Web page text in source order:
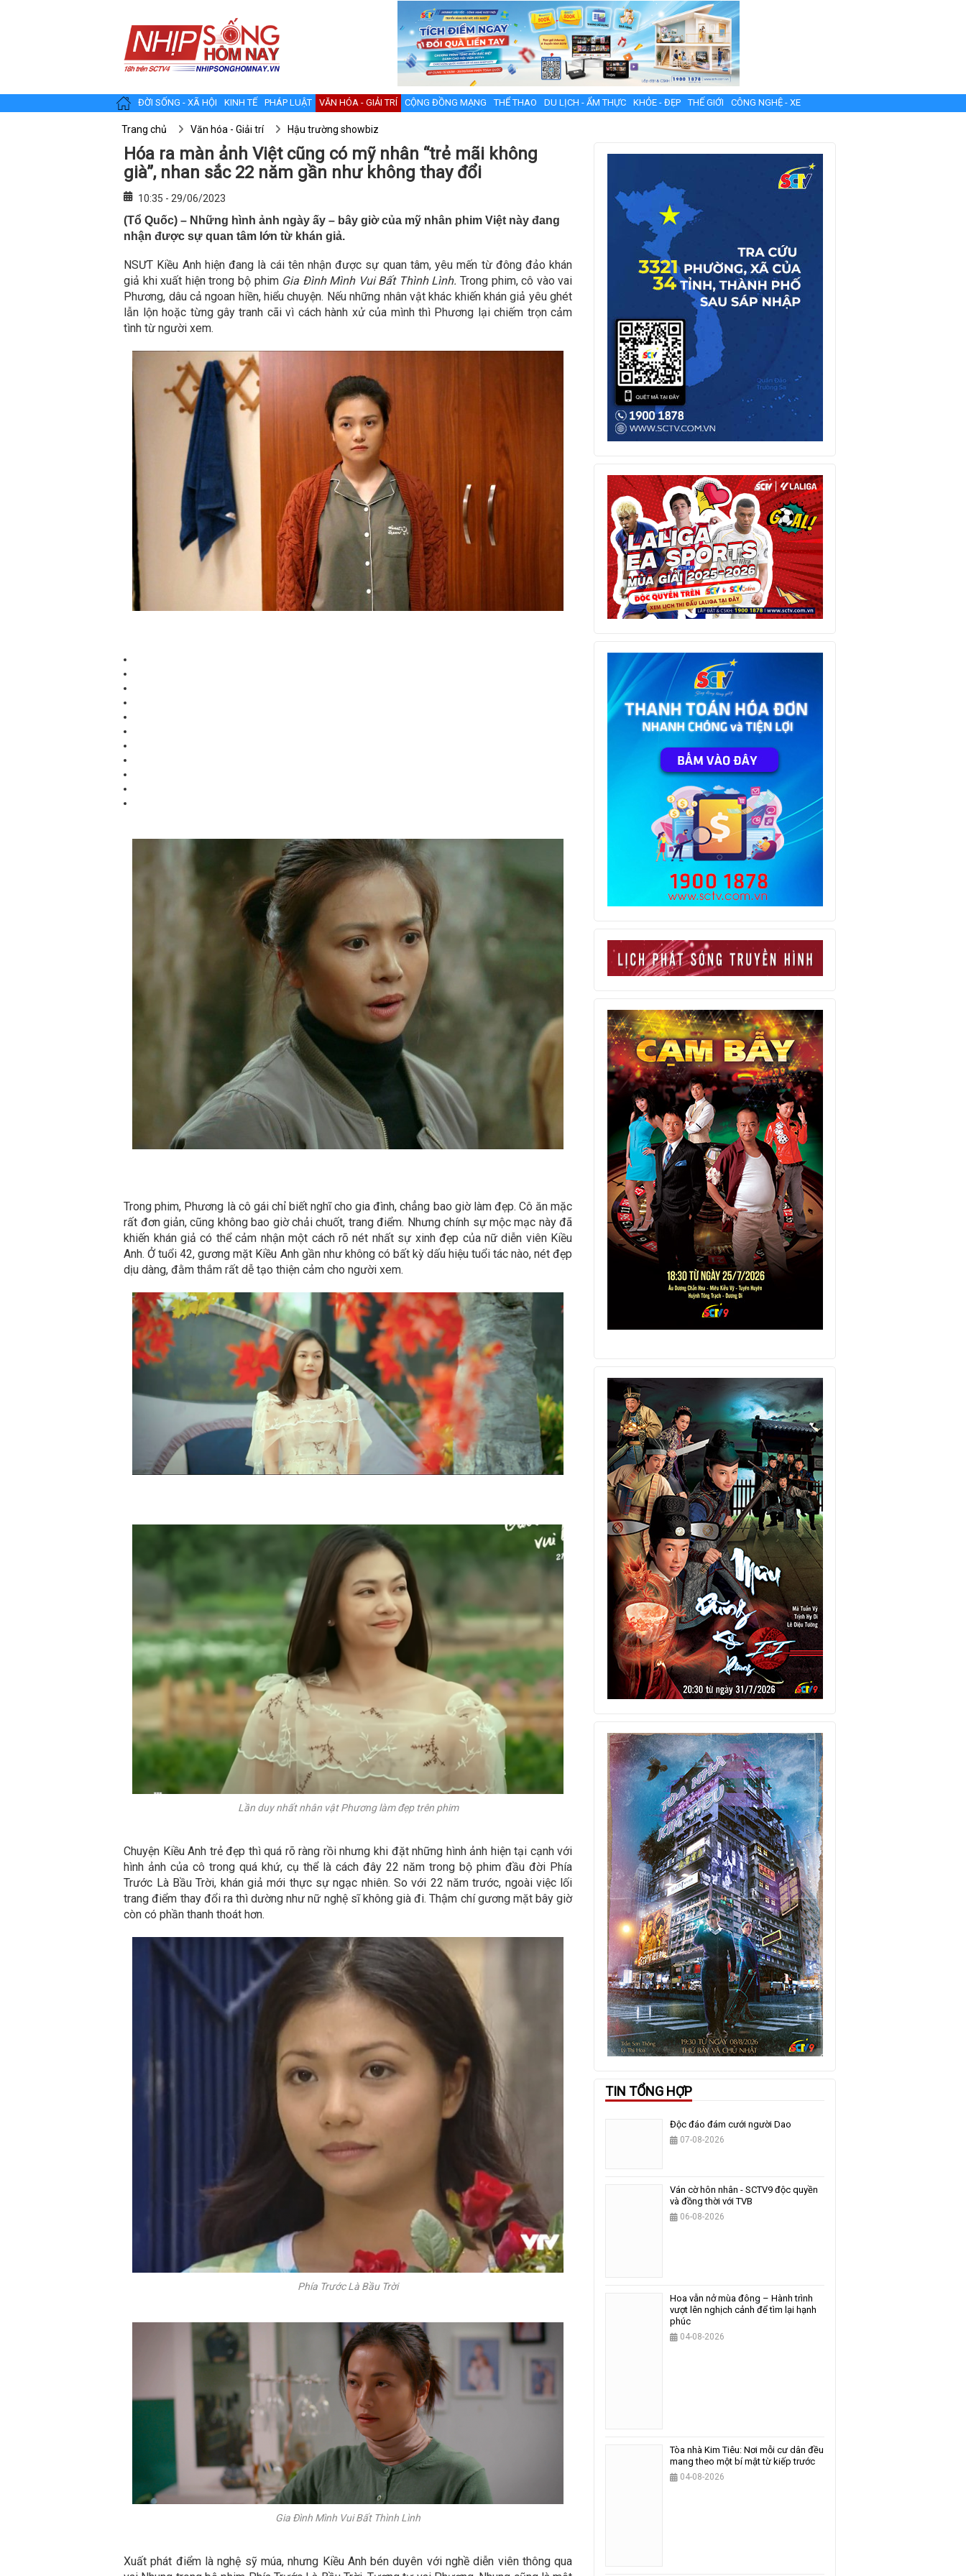
ĐỜI SỐNG - XÃ HỘI KINH TẾ PHÁP LUẬT VĂN HÓA - GIẢI TRÍ CỘNG ĐỒNG MẠNG THỂ THAO DU LỊCH - ẨM THỰC KHỎE - ĐẸP THẾ GIỚI CÔNG NGHỆ - XE
Trang chủ Văn hóa - Giải trí Hậu trường showbiz
Hóa ra màn ảnh Việt cũng có mỹ nhân “trẻ mãi không
già”, nhan sắc 22 năm gần như không thay đổi
10:35 - 29/06/2023
(Tổ Quốc) – Những hình ảnh ngày ấy – bây giờ của mỹ nhân phim Việt này đang
nhận được sự quan tâm lớn từ khán giả.
NSƯT Kiều Anh hiện đang là cái tên nhận được sự quan tâm, yêu mến từ đông đảo khán
giả khi xuất hiện trong bộ phim Gia Đình Mình Vui Bất Thình Lình. Trong phim, cô vào vai
Phương, dâu cả ngoan hiền, hiểu chuyện. Nếu những nhân vật khác khiến khán giả yêu ghét
lẫn lộn hoặc từng gây tranh cãi vì cách hành xử của mình thì Phương lại chiếm trọn cảm
tình từ người xem.
Trong phim, Phương là cô gái chỉ biết nghĩ cho gia đình, chẳng bao giờ làm đẹp. Cô ăn mặc
rất đơn giản, cũng không bao giờ chải chuốt, trang điểm. Nhưng chính sự mộc mạc này đã
khiến khán giả có thể cảm nhận một cách rõ nét nhất sự xinh đẹp của nữ diễn viên Kiều
Anh. Ở tuổi 42, gương mặt Kiều Anh gần như không có bất kỳ dấu hiệu tuổi tác nào, nét đẹp
dịu dàng, đằm thắm rất dễ tạo thiện cảm cho người xem.
Lần duy nhất nhân vật Phương làm đẹp trên phim
Chuyện Kiều Anh trẻ đẹp thì quá rõ ràng rồi nhưng khi đặt những hình ảnh hiện tại cạnh với
hình ảnh của cô trong quá khứ, cụ thể là cách đây 22 năm trong bộ phim đầu đời Phía
Trước Là Bầu Trời, khán giả mới thực sự ngạc nhiên. So với 22 năm trước, ngoài việc lối
trang điểm thay đổi ra thì dường như nữ nghệ sĩ không già đi. Thậm chí gương mặt bây giờ
còn có phần thanh thoát hơn.
Phía Trước Là Bầu Trời
Gia Đình Mình Vui Bất Thình Lình
Xuất phát điểm là nghệ sỹ múa, nhưng Kiều Anh bén duyên với nghề diễn viên thông qua
TIN TỔNG HỢP
Độc đáo đám cưới người Dao
07-08-2026
Ván cờ hôn nhân - SCTV9 độc quyền
và đồng thời với TVB
06-08-2026
Hoa vẫn nở mùa đông – Hành trình
vượt lên nghịch cảnh để tìm lại hạnh
phúc
04-08-2026
Tòa nhà Kim Tiêu: Nơi mỗi cư dân đều
mang theo một bí mật từ kiếp trước
04-08-2026